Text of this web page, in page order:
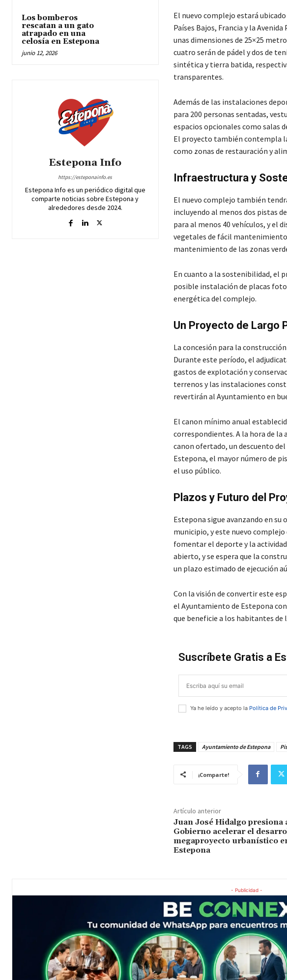
Los bomberos
rescatan a un gato
atrapado en una
celosía en Estepona
junio 12, 2026
Estepona Info
https://esteponainfo.es
Estepona Info es un periódico digital que
comparte noticias sobre Estepona y
alrededores desde 2024.
El nuevo complejo estará
Países Bajos, Francia y la
unas dimensiones de 25×25
cuatro serán de pádel y dos de
sintética y tierra batida,
transparentes.
Además de las instalaciones
para 200 personas sentadas,
espacios opcionales como salas
El proyecto también contempla
como zonas de restauración y
Infraestructura y
El nuevo complejo también
incluyendo al menos dos pistas
para al menos 40 vehículos, y el
vegetales de fácil
mantenimiento de las zonas
En cuanto a la sostenibilidad, el
posible instalación de placas
energética del complejo.
Un Proyecto de Largo
La concesión para la
Durante este período, el
gastos de explotación y
terrenos y las instalaciones
revertirán al Ayuntamiento en
El canon mínimo anual
correspondientes. A la hora de la
canon ofertado, un descuento
Estepona, el mayor número de
el uso público.
Plazos y Futuro del
Estepona sigue avanzando en
municipio, y este nuevo
fomentar el deporte y la
abierto, y se espera que la
un plazo estimado de ejecución
Con la visión de convertir este
el Ayuntamiento de Estepona
que beneficie a los habitantes de
Suscríbete Gratis a
Ya he leído y acepto la Política de
TAGS Ayuntamiento de Estepona
¡Comparte!
Artículo anterior
Juan José Hidalgo presiona
Gobierno acelerar el
megaproyecto urbanístico
Estepona
- Publicidad -